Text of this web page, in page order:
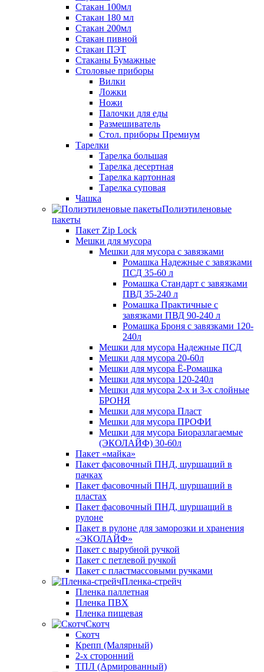
Стакан 100мл
Стакан 180 мл
Стакан 200мл
Стакан пивной
Стакан ПЭТ
Стаканы Бумажные
Столовые приборы
Вилки
Ложки
Ножи
Палочки для еды
Размешиватель
Стол. приборы Премиум
Тарелки
Тарелка большая
Тарелка десертная
Тарелка картонная
Тарелка суповая
Чашка
Полиэтиленовые
пакеты
Пакет Zip Lock
Мешки для мусора
Мешки для мусора с завязками
Ромашка Надежные с завязками
ПСД 35-60 л
Ромашка Стандарт с завязками
ПВД 35-240 л
Ромашка Практичные с
завязками ПВД 90-240 л
Ромашка Броня с завязками 120-
240л
Мешки для мусора Надежные ПСД
Мешки для мусора 20-60л
Мешки для мусора Ё-Ромашка
Мешки для мусора 120-240л
Мешки для мусора 2-х и 3-х слойные
БРОНЯ
Мешки для мусора Пласт
Мешки для мусора ПРОФИ
Мешки для мусора Биоразлагаемые
(ЭКОЛАЙФ) 30-60л
Пакет «майка»
Пакет фасовочный ПНД, шуршащий в
пачках
Пакет фасовочный ПНД, шуршащий в
пластах
Пакет фасовочный ПНД, шуршащий в
рулоне
Пакет в рулоне для заморозки и хранения
«ЭКОЛАЙФ»
Пакет с вырубной ручкой
Пакет с петлевой ручкой
Пакет с пластмассовыми ручками
Пленка-стрейч
Пленка паллетная
Пленка ПВХ
Пленка пищевая
Скотч
Скотч
Крепп (Малярный)
2-х сторонний
ТПЛ (Армированный)